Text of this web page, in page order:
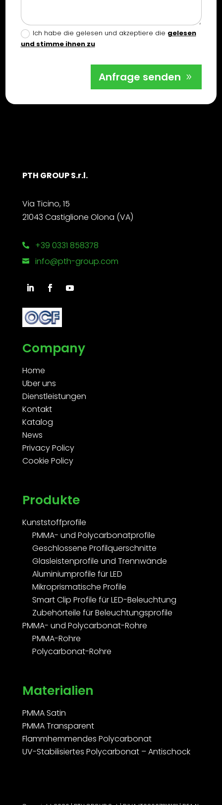
Ich habe die gelesen und akzeptiere die gelesen
und stimme ihnen zu
Anfrage senden
PTH GROUP S.r.l.
Via Ticino, 15
21043 Castiglione Olona (VA)
 +39 0331 858378
 info@pth-group.com
Company
Home
Uber uns
Dienstleistungen
Kontakt
Katalog
News
Privacy Policy
Cookie Policy
Produkte
Kunststoffprofile
PMMA- und Polycarbonatprofile
Geschlossene Profilquerschnitte
Glasleistenprofile und Trennwände
Aluminiumprofile für LED
Mikroprismatische Profile
Smart Clip Profile für LED-Beleuchtung
Zubehörteile für Beleuchtungsprofile
PMMA- und Polycarbonat-Rohre
PMMA-Rohre
Polycarbonat-Rohre
Materialien
PMMA Satin
PMMA Transparent
Flammhemmendes Polycarbonat
UV-Stabilisiertes Polycarbonat – Antischock